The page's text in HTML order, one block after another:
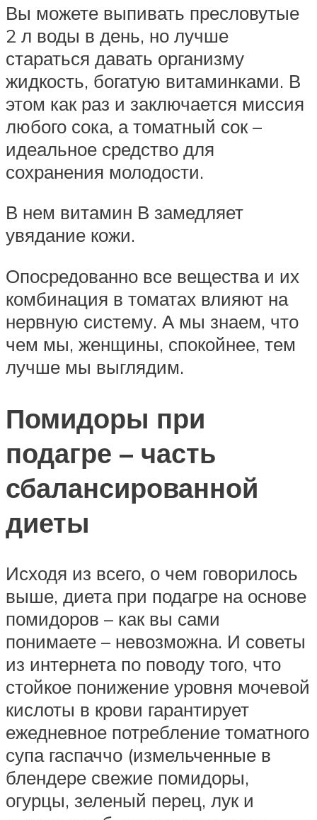
Вы можете выпивать пресловутые
2 л воды в день, но лучше
стараться давать организму
жидкость, богатую витаминками. В
этом как раз и заключается миссия
любого сока, а томатный сок –
идеальное средство для
сохранения молодости.
В нем витамин В замедляет
увядание кожи.
Опосредованно все вещества и их
комбинация в томатах влияют на
нервную систему. А мы знаем, что
чем мы, женщины, спокойнее, тем
лучше мы выглядим.
Помидоры при
подагре – часть
сбалансированной
диеты
Исходя из всего, о чем говорилось
выше, диета при подагре на основе
помидоров – как вы сами
понимаете – невозможна. И советы
из интернета по поводу того, что
стойкое понижение уровня мочевой
кислоты в крови гарантирует
ежедневное потребление томатного
супа гаспаччо (измельченные в
блендере свежие помидоры,
огурцы, зеленый перец, лук и